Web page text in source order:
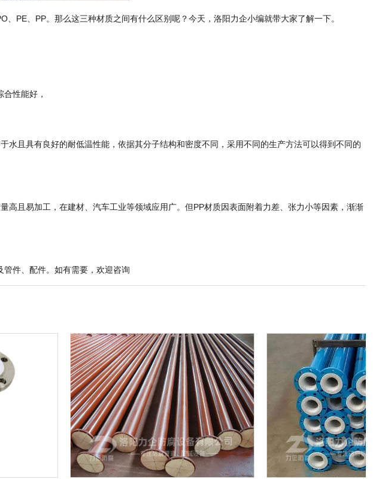
PE、PP。那么这三种材质之间有什么区别呢？今天，洛阳力企小编就带大家了解一下。
性能好，
且具有良好的耐低温性能，依据其分子结构和密度不同，采用不同的生产方法可以得到不同的
且易加工，在建材、汽车工业等领域应用广。但PP材质因表面附着力差、张力小等因素，渐渐
件、配件。如有需要，欢迎咨询